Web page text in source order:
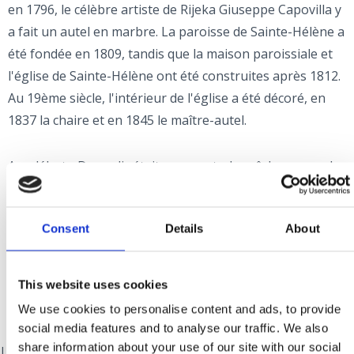
Consent Details About
This website uses cookies
We use cookies to personalise content and ads, to provide
social media features and to analyse our traffic. We also
share information about your use of our site with our social
en 1796, le célèbre artiste de Rijeka Giuseppe Capovilla y
a fait un autel en marbre. La paroisse de Sainte-Hélène a
été fondée en 1809, tandis que la maison paroissiale et
l'église de Sainte-Hélène ont été construites après 1812.
Au 19ème siècle, l'intérieur de l'église a été décoré, en
1837 la chaire et en 1845 le maître-autel.
Au début, Dramalj était un port de pêche avec des
oliveraies, et avec la construction des premiers
tourisme, et au fil du temps, le nombre d'hôtes et de
visiteurs a augmenté..